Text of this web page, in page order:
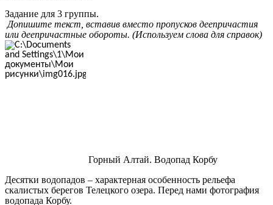
Задание для 3 группы.
Допишите текст, вставив вместо пропусков деепричастия
или деепричастные обороты. (Используем слова для справок)
Горный Алтай. Водопад Корбу
Десятки водопадов – характерная особенность рельефа
скалистых берегов Телецкого озера. Перед нами фотография
водопада Корбу.